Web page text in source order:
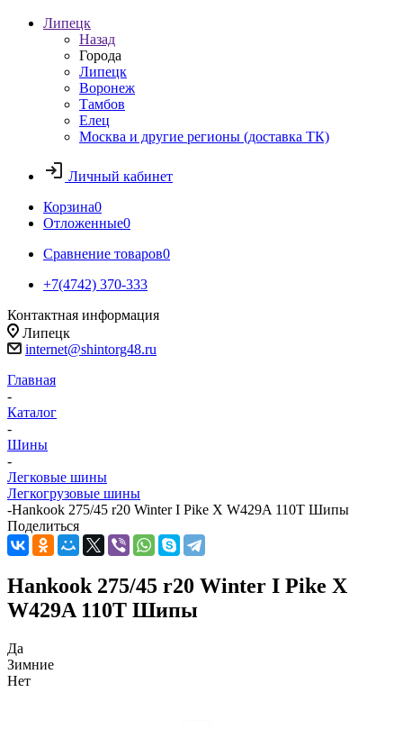
Липецк
Назад
Города
Липецк
Воронеж
Тамбов
Елец
Москва и другие регионы (доставка ТК)
Личный кабинет
Корзина0
Отложенные0
Сравнение товаров0
+7(4742) 370-333
Контактная информация
Липецк
internet@shintorg48.ru
Главная
-
Каталог
-
Шины
-
Легковые шины
Легкогрузовые шины
-Hankook 275/45 r20 Winter I Pike X W429A 110T Шипы
Поделиться
Hankook 275/45 r20 Winter I Pike X
W429A 110T Шипы
Да
Зимние
Нет